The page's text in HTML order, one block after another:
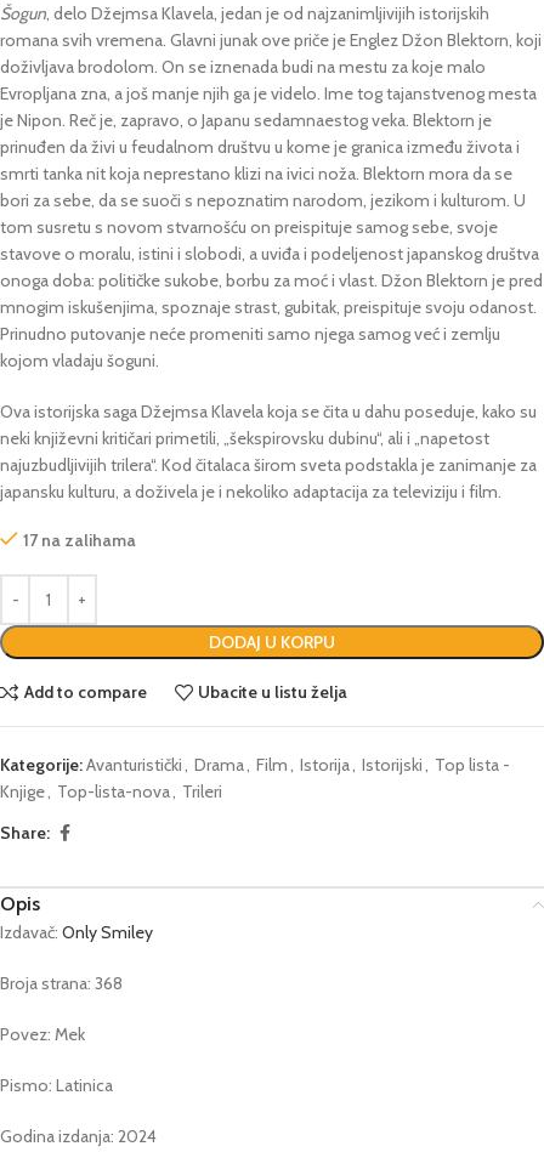
Šogun, delo Džejmsa Klavela, jedan je od najzanimljivijih istorijskih
romana svih vremena. Glavni junak ove priče je Englez Džon Blektorn, koji
doživljava brodolom. On se iznenada budi na mestu za koje malo
Evropljana zna, a još manje njih ga je videlo. Ime tog tajanstvenog mesta
je Nipon. Reč je, zapravo, o Japanu sedamnaestog veka. Blektorn je
prinuđen da živi u feudalnom društvu u kome je granica između života i
smrti tanka nit koja neprestano klizi na ivici noža. Blektorn mora da se
bori za sebe, da se suoči s nepoznatim narodom, jezikom i kulturom. U
tom susretu s novom stvarnošću on preispituje samog sebe, svoje
stavove o moralu, istini i slobodi, a uviđa i podeljenost japanskog društva
onoga doba: političke sukobe, borbu za moć i vlast. Džon Blektorn je pred
mnogim iskušenjima, spoznaje strast, gubitak, preispituje svoju odanost.
Prinudno putovanje neće promeniti samo njega samog već i zemlju
kojom vladaju šoguni.
Ova istorijska saga Džejmsa Klavela koja se čita u dahu poseduje, kako su
neki književni kritičari primetili, „šekspirovsku dubinu“, ali i „napetost
najuzbudljivijih trilera“. Kod čitalaca širom sveta podstakla je zanimanje za
japansku kulturu, a doživela je i nekoliko adaptacija za televiziju i film.
17 na zalihama
DODAJ U KORPU
Add to compare Ubacite u listu želja
Kategorije:Avanturistički, Drama, Film, Istorija, Istorijski, Top lista -
Knjige, Top-lista-nova, Trileri
Share:
Opis
Izdavač: Only Smiley
Broja strana: 368
Povez: Mek
Pismo: Latinica
Godina izdanja: 2024